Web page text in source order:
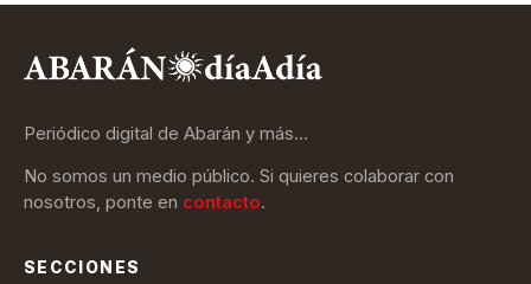
Periódico digital de Abarán y más…
No somos un medio público. Si quieres colaborar con
nosotros, ponte en contacto.
SECCIONES